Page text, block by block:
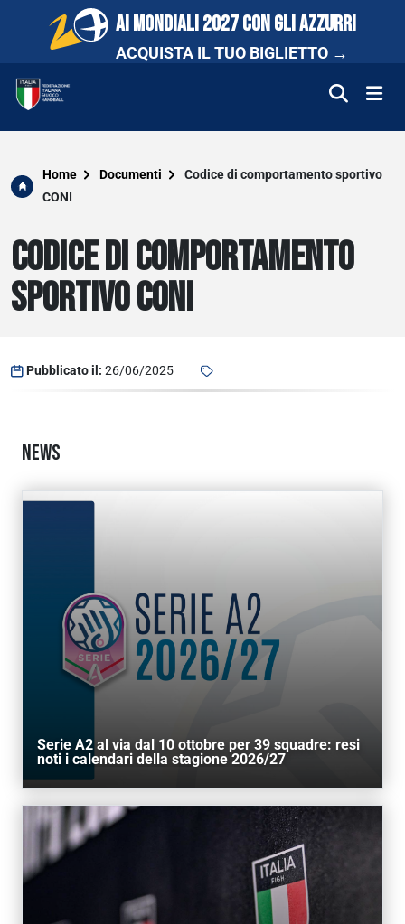
AI MONDIALI 2027 CON GLI AZZURRI
ACQUISTA IL TUO BIGLIETTO →
NAZIONALI
COMPETIZIONI
SCUOLA E PROMOZIONE
Home Documenti
Codice di comportamento sportivo
CONI
CODICE DI COMPORTAMENTO
SPORTIVO CONI
Pubblicato il: 26/06/2025
NEWS
Serie A2 al via dal 10 ottobre per 39 squadre: resi
noti i calendari della stagione 2026/27